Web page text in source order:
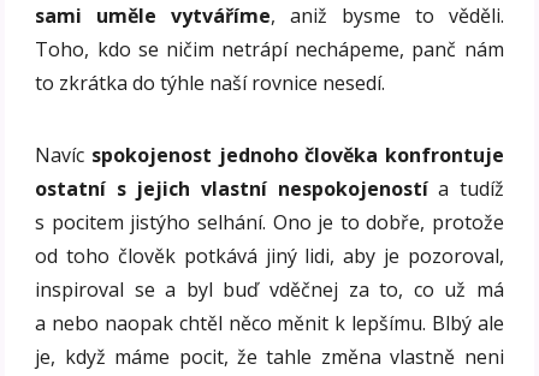
sami uměle vytváříme, aniž bysme to věděli.
Toho, kdo se ničim netrápí nechápeme, panč nám
to zkrátka do týhle naší rovnice nesedí.
Navíc spokojenost jednoho člověka konfrontuje
ostatní s jejich vlastní nespokojenostía tudíž
s pocitem jistýho selhání. Ono je to dobře, protože
od toho člověk potkává jiný lidi, aby je pozoroval,
inspiroval se a byl buď vděčnej za to, co už má
a nebo naopak chtěl něco měnit k lepšímu. Blbý ale
je, když máme pocit, že tahle změna vlastně neni